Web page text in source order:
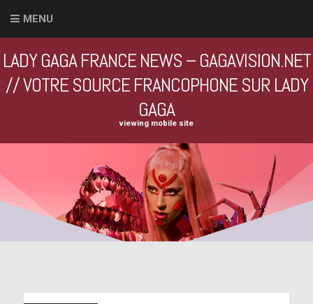
MENU
LADY GAGA FRANCE NEWS – GAGAVISION.NET
// VOTRE SOURCE FRANCOPHONE SUR LADY
GAGA
viewing mobile site